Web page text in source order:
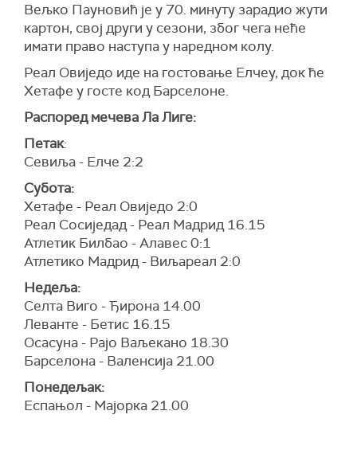
Вељко Пауновић је у 70. минуту зарадио жути
картон, свој други у сезони, због чега неће
имати право наступа у наредном колу.
Реал Овиједо иде на гостовање Елчеу, док ће
Хетафе у госте код Барселоне.
Распоред мечева Ла Лиге:
Петак:
Севиља - Елче 2:2
Субота:
Хетафе - Реал Овиједо 2:0
Реал Сосиједад - Реал Мадрид 16.15
Атлетик Билбао - Алавес 0:1
Атлетико Мадрид - Виљареал 2:0
Недеља:
Селта Виго - Ђирона 14.00
Леванте - Бетис 16.15
Осасуна - Рајо Ваљекано 18.30
Барселона - Валенсија 21.00
Понедељак:
Еспањол - Мајорка 21.00